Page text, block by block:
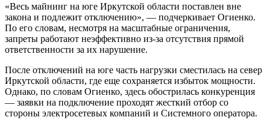
«Весь майнинг на юге Иркутской области поставлен вне
закона и подлежит отключению», — подчеркивает Огиенко.
По его словам, несмотря на масштабные ограничения,
запреты работают неэффективно из-за отсутствия прямой
ответственности за их нарушение.
После отключений на юге часть нагрузки сместилась на север
Иркутской области, где еще сохраняется избыток мощности.
Однако, по словам Огиенко, здесь обострилась конкуренция
— заявки на подключение проходят жесткий отбор со
стороны электросетевых компаний и Системного оператора.